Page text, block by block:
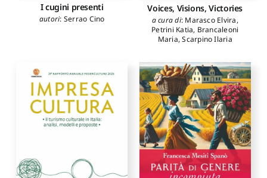
I cugini presenti
autori: Serrao Cino
Voices, Visions, Victories
a cura di: Marasco Elvira,
Petrini Katia, Brancaleoni
Maria,Scarpino Ilaria